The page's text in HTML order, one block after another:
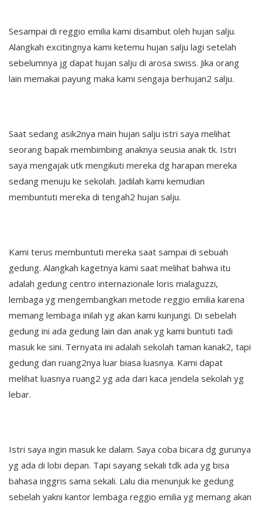
Sesampai di reggio emilia kami disambut oleh hujan salju.
Alangkah excitingnya kami ketemu hujan salju lagi setelah
sebelumnya jg dapat hujan salju di arosa swiss. Jika orang
lain memakai payung maka kami sengaja berhujan2 salju.
Saat sedang asik2nya main hujan salju istri saya melihat
seorang bapak membimbing anaknya seusia anak tk. Istri
saya mengajak utk mengikuti mereka dg harapan mereka
sedang menuju ke sekolah. Jadilah kami kemudian
membuntuti mereka di tengah2 hujan salju.
Kami terus membuntuti mereka saat sampai di sebuah
gedung. Alangkah kagetnya kami saat melihat bahwa itu
adalah gedung centro internazionale loris malaguzzi,
lembaga yg mengembangkan metode reggio emilia karena
memang lembaga inilah yg akan kami kunjungi. Di sebelah
gedung ini ada gedung lain dan anak yg kami buntuti tadi
masuk ke sini. Ternyata ini adalah sekolah taman kanak2, tapi
gedung dan ruang2nya luar biasa luasnya. Kami dapat
melihat luasnya ruang2 yg ada dari kaca jendela sekolah yg
lebar.
Istri saya ingin masuk ke dalam. Saya coba bicara dg gurunya
yg ada di lobi depan. Tapi sayang sekali tdk ada yg bisa
bahasa inggris sama sekali. Lalu dia menunjuk ke gedung
sebelah yakni kantor lembaga reggio emilia yg memang akan